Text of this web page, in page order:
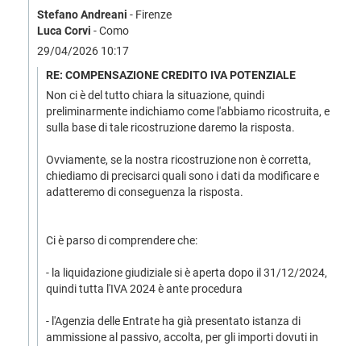
Stefano Andreani - Firenze
Luca Corvi - Como
29/04/2026 10:17
RE: COMPENSAZIONE CREDITO IVA POTENZIALE
Non ci è del tutto chiara la situazione, quindi
preliminarmente indichiamo come l'abbiamo ricostruita, e
sulla base di tale ricostruzione daremo la risposta.
Ovviamente, se la nostra ricostruzione non è corretta,
chiediamo di precisarci quali sono i dati da modificare e
adatteremo di conseguenza la risposta.
Ci è parso di comprendere che:
- la liquidazione giudiziale si è aperta dopo il 31/12/2024,
quindi tutta l'IVA 2024 è ante procedura
- l'Agenzia delle Entrate ha già presentato istanza di
ammissione al passivo, accolta, per gli importi dovuti in